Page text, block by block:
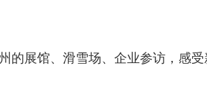
展馆、滑雪场、企业参访，感受